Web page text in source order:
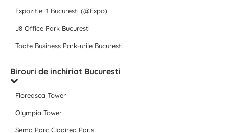
Expozitiei 1 Bucuresti (@Expo)
J8 Office Park Bucuresti
Toate Business Park-urile Bucuresti
Birouri de inchiriat Bucuresti
Floreasca Tower
Olympia Tower
Sema Parc Cladirea Paris